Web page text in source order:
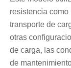
resistencia como
transporte de
otras
de carga, las
de